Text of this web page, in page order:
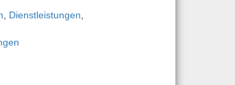
Dienstleistungen